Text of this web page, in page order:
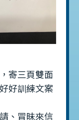
寄三頁雙面
好訓練文案
、冒昧來信